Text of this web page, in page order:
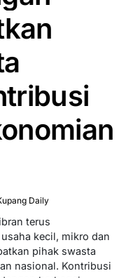
Daily
terus
kecil, mikro dan
pihak swasta
nasional. Kontribusi